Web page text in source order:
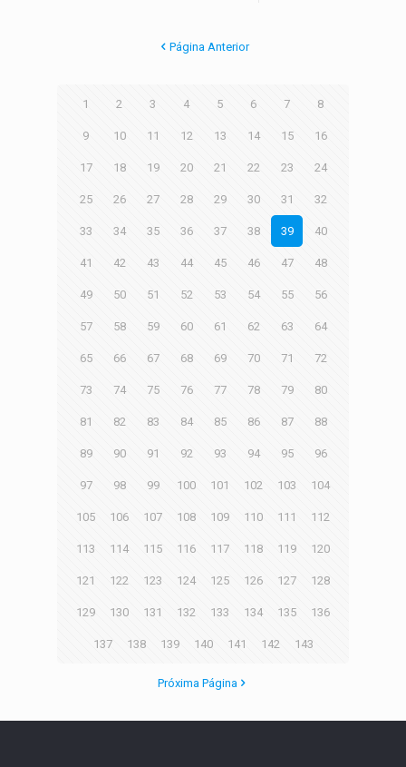
Página Anterior
1 2 3 4 5 6 7 8
9 10 11 12 13 14 15 16
17 18 19 20 21 22 23 24
25 26 27 28 29 30 31 32
33 34 35 36 37 38 39 40
41 42 43 44 45 46 47 48
49 50 51 52 53 54 55 56
57 58 59 60 61 62 63 64
65 66 67 68 69 70 71 72
73 74 75 76 77 78 79 80
81 82 83 84 85 86 87 88
89 90 91 92 93 94 95 96
97 98 99 100 101 102 103 104
105 106 107 108 109 110 111 112
113 114 115 116 117 118 119 120
121 122 123 124 125 126 127 128
129 130 131 132 133 134 135 136
137 138 139 140 141 142 143
Próxima Página